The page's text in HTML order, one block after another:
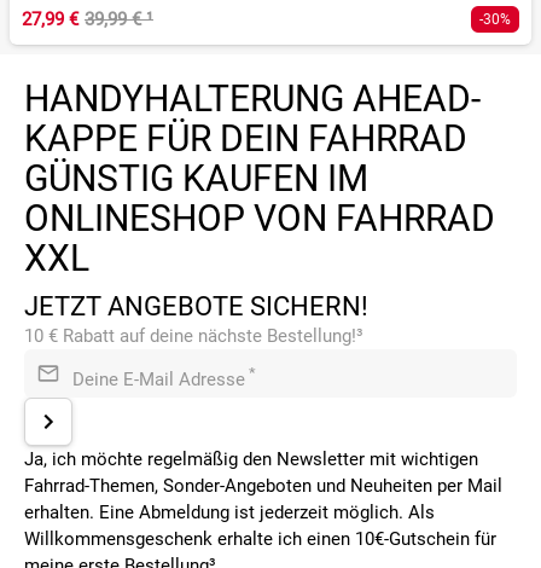
27,99 € 39,99 €¹ -30%
HANDYHALTERUNG AHEAD-
KAPPE FÜR DEIN FAHRRAD
GÜNSTIG KAUFEN IM
ONLINESHOP VON FAHRRAD
XXL
JETZT ANGEBOTE SICHERN!
10 € Rabatt auf deine nächste Bestellung!³
Deine E-Mail Adresse *
Ja, ich möchte regelmäßig den Newsletter mit wichtigen
Fahrrad-Themen, Sonder-Angeboten und Neuheiten per Mail
erhalten. Eine Abmeldung ist jederzeit möglich. Als
Willkommensgeschenk erhalte ich einen 10€-Gutschein für